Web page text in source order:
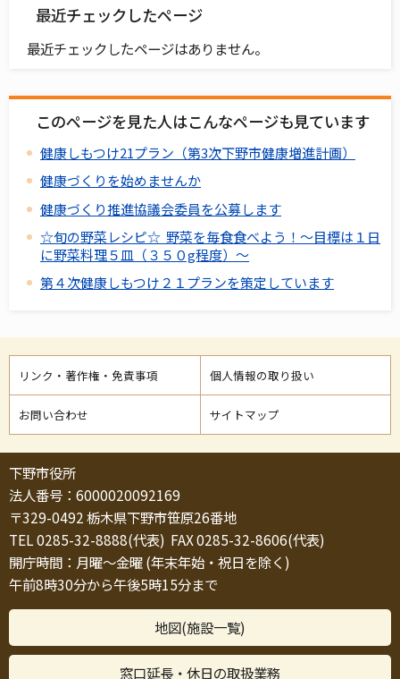
最近チェックしたページ
最近チェックしたページはありません。
このページを見た人はこんなページも見ています
健康しもつけ21プラン（第3次下野市健康増進計画）
健康づくりを始めませんか
健康づくり推進協議会委員を公募します
☆旬の野菜レシピ☆ 野菜を毎食食べよう！～目標は１日
に野菜料理５皿（３５０g程度）～
第４次健康しもつけ２１プランを策定しています
リンク・著作権・免責事項 個人情報の取り扱い
お問い合わせ サイトマップ
下野市役所
法人番号：6000020092169
〒329-0492 栃木県下野市笹原26番地
TEL 0285-32-8888(代表) FAX 0285-32-8606(代表)
開庁時間：月曜～金曜 (年末年始・祝日を除く)
午前8時30分から午後5時15分まで
地図(施設一覧)
窓口延長・休日の取扱業務